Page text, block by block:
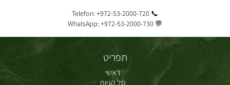
📞 Telefon: +972-53-2000-720
💬 WhatsApp: +972-53-2000-730
תפריט
ראשי
סל קניות